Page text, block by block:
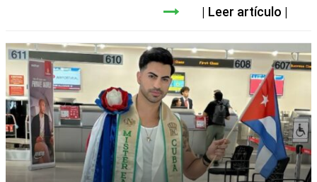
Leer artículo